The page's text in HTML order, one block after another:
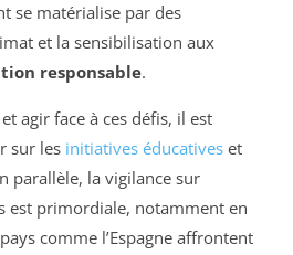
se matérialise par des
et la sensibilisation aux
responsable.
agir face à ces défis, il est
sur les initiatives éducatives et
parallèle, la vigilance sur
est primordiale, notamment en
comme l’Espagne affrontent